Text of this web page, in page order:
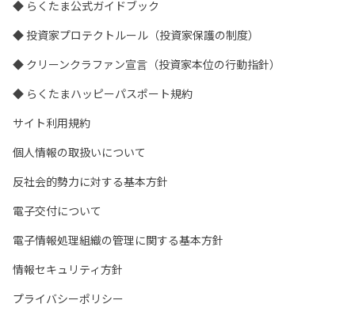
◆ らくたま公式ガイドブック
◆ 投資家プロテクトルール（投資家保護の制度）
◆ クリーンクラファン宣言（投資家本位の行動指針）
◆ らくたまハッピーパスポート規約
サイト利用規約
個人情報の取扱いについて
反社会的勢力に対する基本方針
電子交付について
電子情報処理組織の管理に関する基本方針
情報セキュリティ方針
プライバシーポリシー